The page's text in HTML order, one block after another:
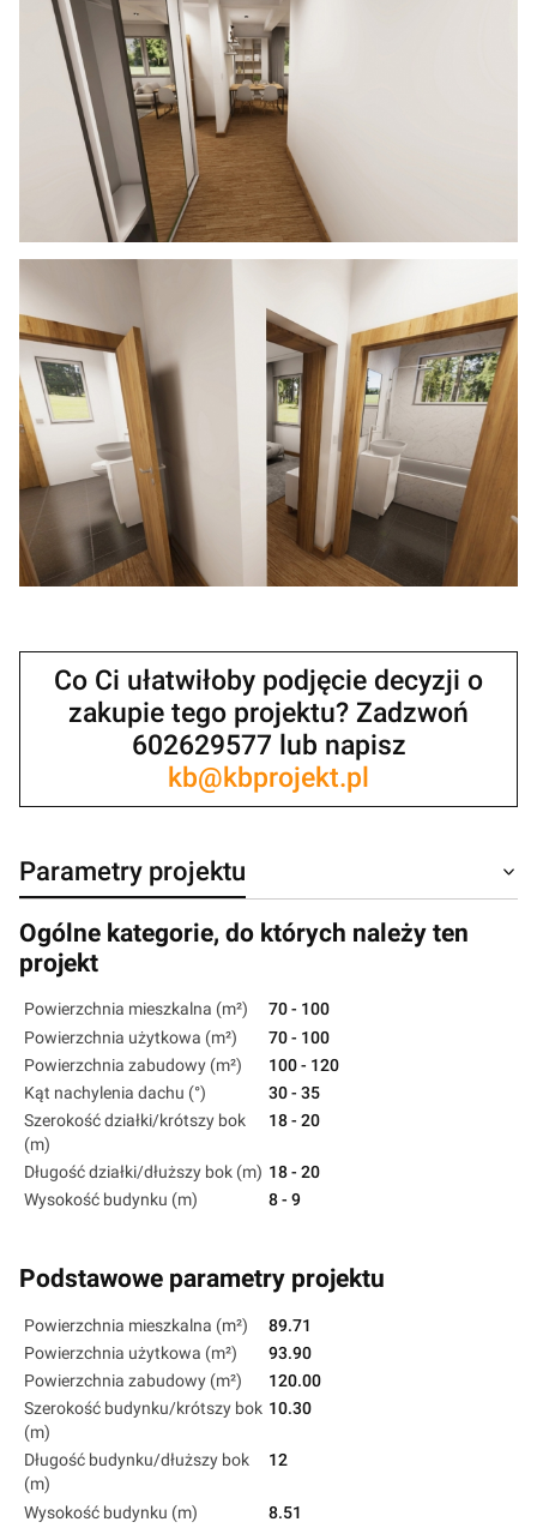
Co Ci ułatwiłoby podjęcie decyzji o
zakupie tego projektu? Zadzwoń
602629577 lub napisz
kb@kbprojekt.pl
Parametry projektu
Ogólne kategorie, do których należy ten
projekt
Powierzchnia mieszkalna (m²)
70 - 100
Powierzchnia użytkowa (m²)
70 - 100
Powierzchnia zabudowy (m²)
100 - 120
Kąt nachylenia dachu (°)
30 - 35
Szerokość działki/krótszy bok
(m)
18 - 20
Długość działki/dłuższy bok (m) 18 - 20
Wysokość budynku (m)
8 - 9
Podstawowe parametry projektu
Powierzchnia mieszkalna (m²)
89.71
Powierzchnia użytkowa (m²)
93.90
Powierzchnia zabudowy (m²)
120.00
Szerokość budynku/krótszy bok
(m)
10.30
Długość budynku/dłuższy bok
(m)
12
Wysokość budynku (m)
8.51